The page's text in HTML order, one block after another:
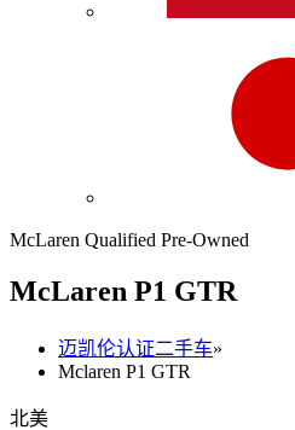
McLaren Qualified Pre-Owned
McLaren P1 GTR
迈凯伦认证二手车»
Mclaren P1 GTR
北美